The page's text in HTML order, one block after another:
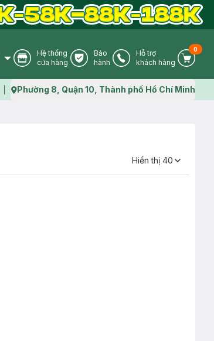
Store Icon
Hệ thống
cửa hàng
Warranty Icon
Bảo
hành
Phone Icon
Hỗ trợ
khách hàng
Cart
0
Map icon
Phường 8, Quận 10, Thành phố Hồ Chí Minh
Hiển thị 40